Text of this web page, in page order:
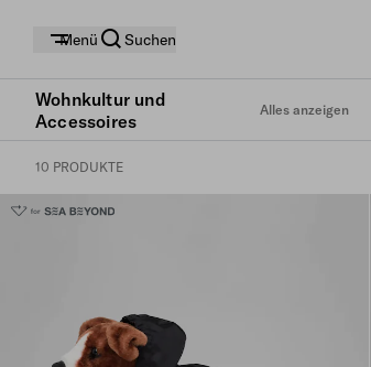
Menü Suchen
Wohnkultur und
Accessoires
Alles anzeigen
10 PRODUKTE